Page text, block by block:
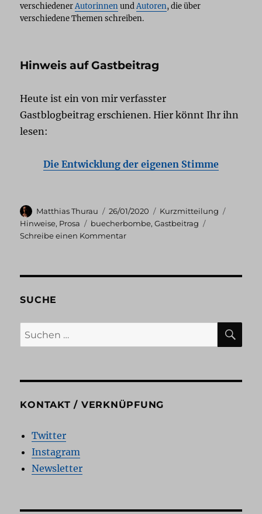
verschiedenerAutorinnenundAutoren, die über
verschiedene Themen schreiben.
Hinweis auf Gastbeitrag
Heute ist ein von mir verfasster
Gastblogbeitrag erschienen. Hier könnt Ihr ihn
lesen:
Die Entwicklung der eigenen Stimme
Autor
Matthias Thurau
Veröffentlicht
am
26/01/2020 Format
Kurzmitteilung
Hinweise, Prosa Schlagwörter
buecherbombe,Gastbeitrag
Schreibe einen Kommentarzu
SUCHE
Suchen
nach:
KONTAKT / VERKNÜPFUNG
Twitter
Instagram
Newsletter